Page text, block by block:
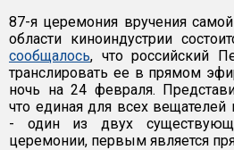
87-я церемония вручения
области киноиндустрии
сообщалось, что российский
транслировать ее в прямом
ночь на 24 февраля.
что единая для всех
- один из двух
церемонии, первым является